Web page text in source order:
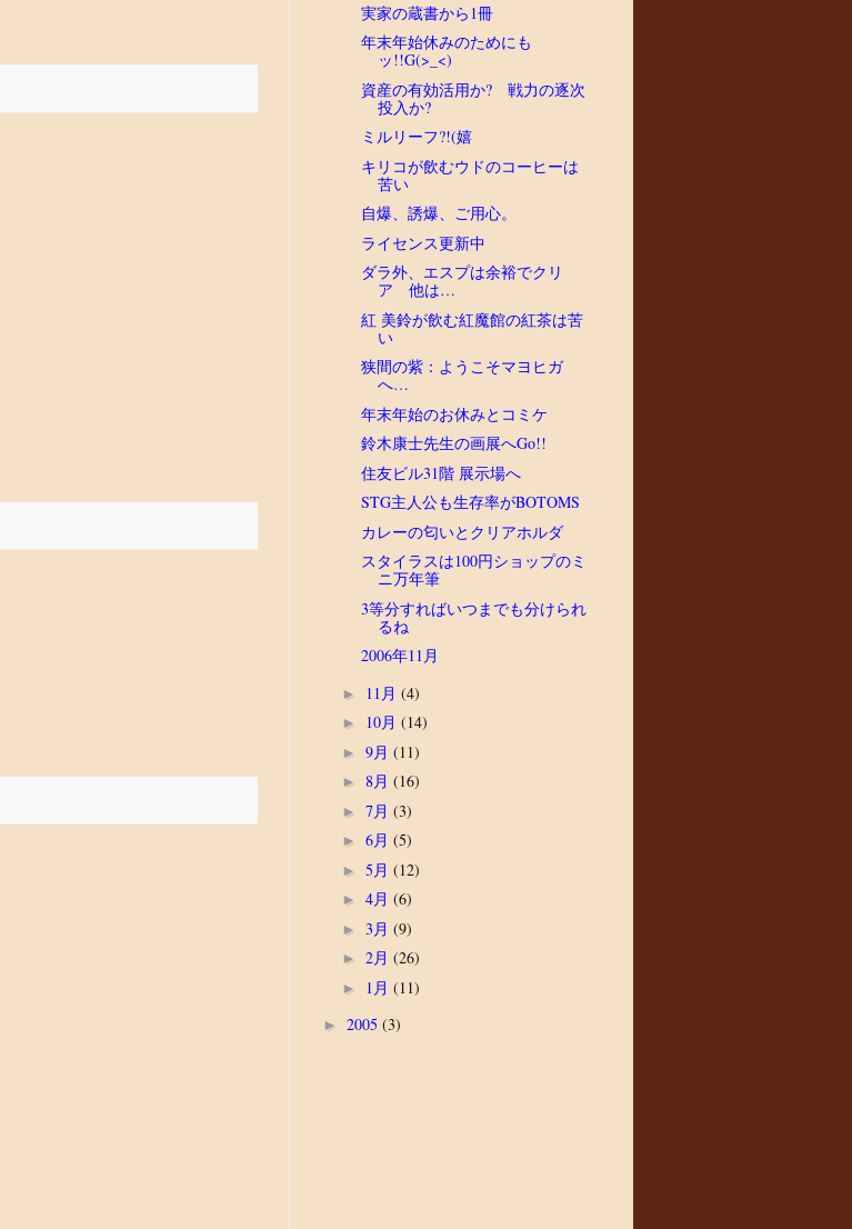
実家の蔵書から1冊
年末年始休みのためにも
ッ!!G(>_<)
資産の有効活用か? 戦力の逐次
投入か?
ミルリーフ?!(嬉
キリコが飲むウドのコーヒーは
苦い
自爆、誘爆、ご用心。
ライセンス更新中
ダラ外、エスプは余裕でクリ
ア 他は…
紅 美鈴が飲む紅魔館の紅茶は苦
い
狭間の紫：ようこそマヨヒガ
へ…
年末年始のお休みとコミケ
鈴木康士先生の画展へGo!!
住友ビル31階 展示場へ
STG主人公も生存率がBOTOMS
カレーの匂いとクリアホルダ
スタイラスは100円ショップのミ
ニ万年筆
3等分すればいつまでも分けられ
るね
2006年11月
► 11月 (4)
► 10月 (14)
► 9月 (11)
► 8月 (16)
► 7月 (3)
► 6月 (5)
► 5月 (12)
► 4月 (6)
► 3月 (9)
► 2月 (26)
► 1月 (11)
► 2005 (3)